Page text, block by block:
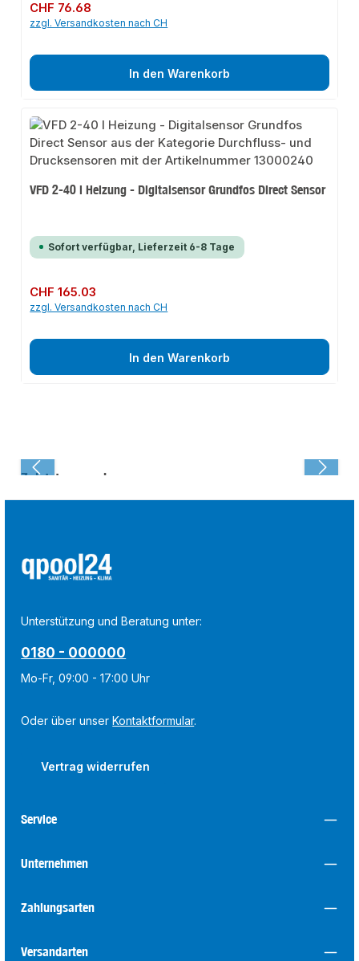
Regulärer Preis:
CHF 76.68
zzgl. Versandkosten nach CH
In den Warenkorb
VFD 2-40 l Heizung - Digitalsensor Grundfos Direct Sensor
Sofort verfügbar, Lieferzeit 6-8 Tage
Regulärer Preis:
CHF 165.03
zzgl. Versandkosten nach CH
In den Warenkorb
Zuletzt angesehen:
Unterstützung und Beratung unter:
0180 - 000000
Mo-Fr, 09:00 - 17:00 Uhr
Oder über unserKontaktformular.
Vertrag widerrufen
Service
Unternehmen
Zahlungsarten
Versandarten